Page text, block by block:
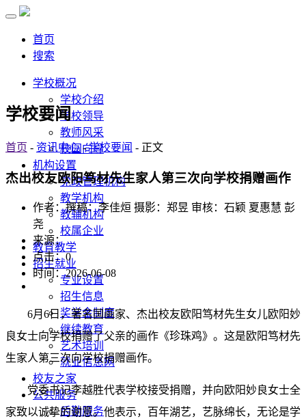
首页
搜索
学校概况
学校介绍
学校领导
教师风采
校园向导
机构设置
党政管理机构
教学机构
教辅机构
校属企业
教育教学
招生就业
专业设置
招生信息
奖学金制度
继续教育
艺术培训
就业信息网
校友之家
公共服务
后勤服务
学校要闻
首页 - 资讯中心-学校要闻 - 正文
杰出校友欧阳笃材先生家人第三次向学校捐赠画作
作者：撰稿：李佳烜 摄影：郑昱 审核：石颖 夏惠慧 彭
尧
来源：
点击：0
时间：2026-06-08
6月6日，著名国画家、杰出校友欧阳笃材先生女儿欧阳妙
良女士向学校捐赠了父亲的画作《珍珠鸡》。这是欧阳笃材先
生家人第三次向学校捐赠画作。
党委书记李越胜代表学校接受捐赠，并向欧阳妙良女士全
家致以诚挚的谢意。他表示，百年湖艺，艺脉绵长，无论是学